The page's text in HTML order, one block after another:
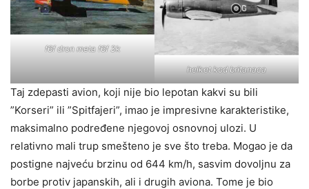
f6f dron meta f6f 3k
helket kod britanaca
Taj zdepasti avion, koji nije bio lepotan kakvi su bili
”Korseri” ili ”Spitfajeri”, imao je impresivne karakteristike,
maksimalno podređene njegovoj osnovnoj ulozi. U
relativno mali trup smešteno je sve što treba. Mogao je da
postigne najveću brzinu od 644 km/h, sasvim dovoljnu za
borbe protiv japanskih, ali i drugih aviona. Tome je bio